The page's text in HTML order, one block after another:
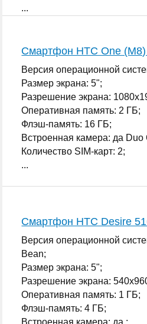
...
Смартфон HTC One
Версия операционной
Размер экрана: 5";
Разрешение экрана:
Оперативная память: 2 ГБ;
Флэш-память: 16 ГБ;
Встроенная камера: да
Количество SIM-карт: 2;
...
Смартфон HTC Desire
Версия операционной
Bean;
Размер экрана: 5";
Разрешение экрана:
Оперативная память: 1 ГБ;
Флэш-память: 4 ГБ;
Встроенная камера: да ;